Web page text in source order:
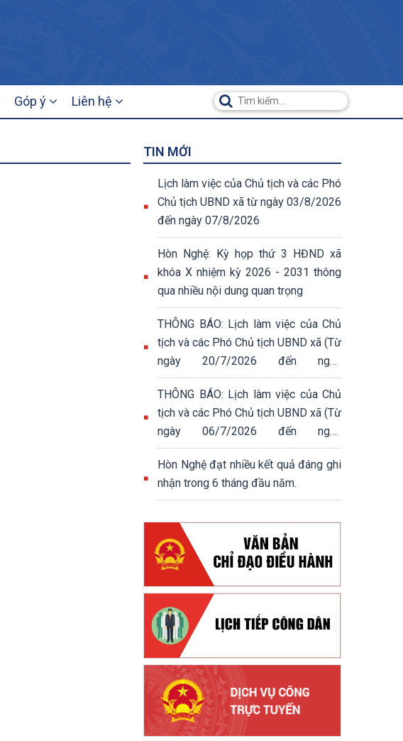
Góp ý Liên hệ
TIN MỚI
Lịch làm việc của Chủ tịch và các Phó
Chủ tịch UBND xã từ ngày 03/8/2026
đến ngày 07/8/2026
Hòn Nghệ: Kỳ họp thứ 3 HĐND xã
khóa X nhiệm kỳ 2026 - 2031 thông
qua nhiều nội dung quan trọng
THÔNG BÁO: Lịch làm việc của Chủ
tịch và các Phó Chủ tịch UBND xã (Từ
ngày 20/7/2026 đến ngày
24/7/2026)
THÔNG BÁO: Lịch làm việc của Chủ
tịch và các Phó Chủ tịch UBND xã (Từ
ngày 06/7/2026 đến ngày
10/7/2026)
Hòn Nghệ đạt nhiều kết quả đáng ghi
nhận trong 6 tháng đầu năm.